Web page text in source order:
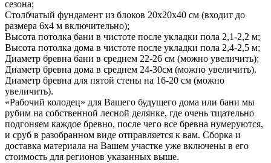
сезона;
Столбчатый фундамент из блоков 20x20x40 см (входит до
размера 6х4 м включительно);
Высота потолка бани в чистоте после укладки пола 2,1-2,2 м;
Высота потолка дома в чистоте после укладки пола 2,4-2,5 м;
Диаметр бревна бани в среднем 22-26 см (можно увеличить);
Диаметр бревна дома в среднем 24-30см (можно увеличить).
Диаметр бревна для пятой стены на 16-20 см (можно
увеличить).
«Рабочий колодец» для Вашего будущего дома или бани мы
рубим на собственной лесной делянке, где очень тщательно
подгоняем каждое бревно, после чего все бревна нумеруются,
и сруб в разобранном виде отправляется к вам. Сборка и
доставка материала на Вашем участке уже включены в его
стоимость для регионов указанных выше.